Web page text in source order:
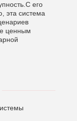
его
эта система
ценным